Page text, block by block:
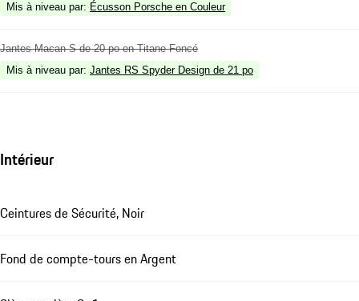
Mis à niveau par: Écusson Porsche en Couleur
Jantes Macan S de 20 po en Titane Foncé
Mis à niveau par: Jantes RS Spyder Design de 21 po
Intérieur
Ceintures de Sécurité, Noir
Fond de compte-tours en Argent